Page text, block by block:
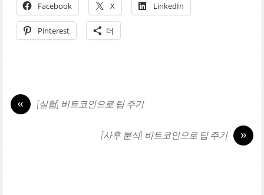
Facebook X LinkedIn
Pinterest 더
« [실험] 비트코인으로 팁 주기
»
[사후 분석] 비트코인으로 팁 주기